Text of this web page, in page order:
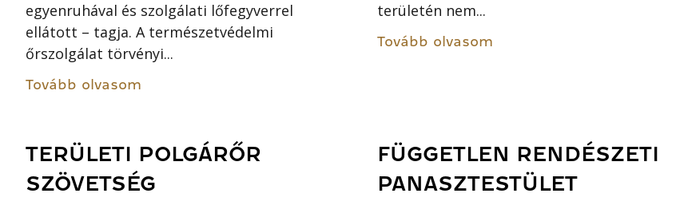
egyenruhával és szolgálati lőfegyverrel
ellátott – tagja. A természetvédelmi
őrszolgálat törvényi...
Tovább olvasom
területén nem...
Tovább olvasom
TERÜLETI POLGÁRŐR
SZÖVETSÉG
FÜGGETLEN RENDÉSZETI
PANASZTESTÜLET